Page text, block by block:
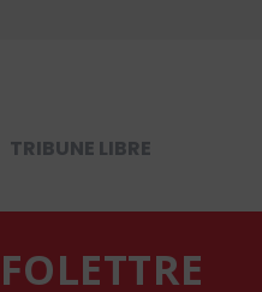
TRIBUNE LIBRE